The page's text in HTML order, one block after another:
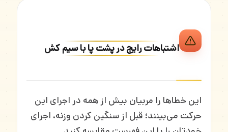
اشتباهات رایج در پشت پا با سیم کش
این خطاها را مربیان بیش از همه در اجرای این
حرکت می‌بینند؛ قبل از سنگین کردن وزنه، اجرای